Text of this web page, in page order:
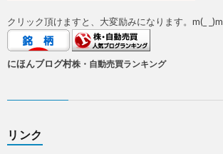
クリック頂けますと、大変励みになります。m(_ _)m
にほんブログ村株・自動売買ランキング
リンク